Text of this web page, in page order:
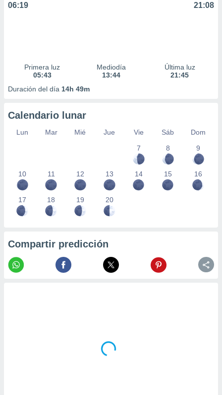
06:19 21:08
Primera luz
05:43
Mediodía
13:44
Última luz
21:45
Duración del día 14h 49m
Calendario lunar
Lun Mar Mié Jue Vie Sáb
Dom
7
8 9
10 11 12 13 14 15 16
17 18 19 20
Compartir predicción